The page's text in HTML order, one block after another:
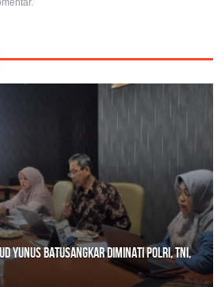
Yunus Batusangkar Diminati Polri, TNI,